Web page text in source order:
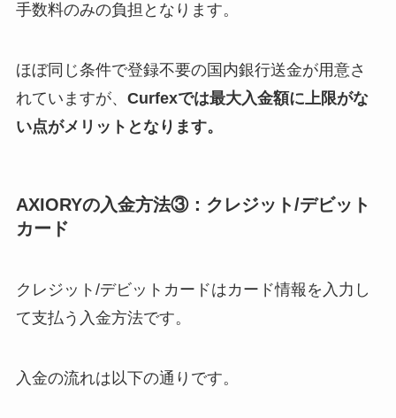
手数料のみの負担となります。
ほぼ同じ条件で登録不要の国内銀行送金が用意さ
れていますが、 Curfexでは最大入金額に上限がな
い点がメリットとなります。
AXIORYの入金方法③：クレジット/デビット
カード
クレジット/デビットカードはカード情報を入力し
て支払う入金方法です。
入金の流れは以下の通りです。